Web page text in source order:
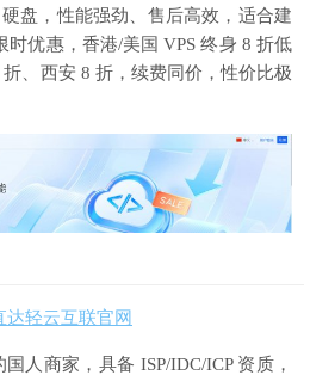
盘，性能强劲、售后高效，适合建
优惠，香港/美国 VPS 终身 8 折低
、西安 8 折，续费同价，性价比极
达轻云互联官网
人商家，具备 ISP/IDC/ICP 资质，